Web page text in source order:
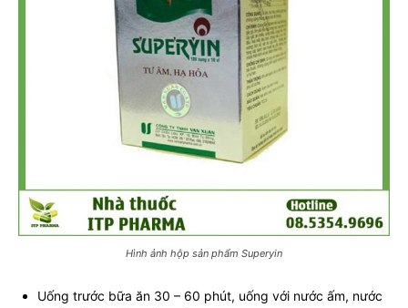
Hình ảnh hộp sản phẩm Superyin
Uống trước bữa ăn 30 – 60 phút, uống với nước ấm, nước